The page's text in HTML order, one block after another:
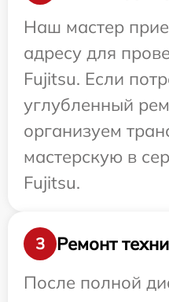
Наш мастер
адресу для
Fujitsu. Если
углубленный
организуем
мастерскую в
Fujitsu.
3
Ремонт
После полной